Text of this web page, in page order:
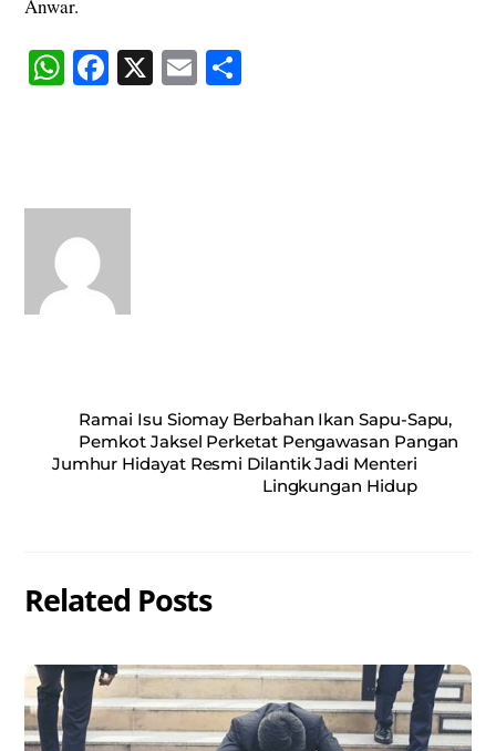
Anwar.
W
pp
Fa X E
Ramai Isu Siomay Berbahan Ikan Sapu-Sapu,
Pemkot Jaksel Perketat Pengawasan Pangan
Jumhur Hidayat Resmi Dilantik Jadi Menteri
Lingkungan Hidup
Related Posts